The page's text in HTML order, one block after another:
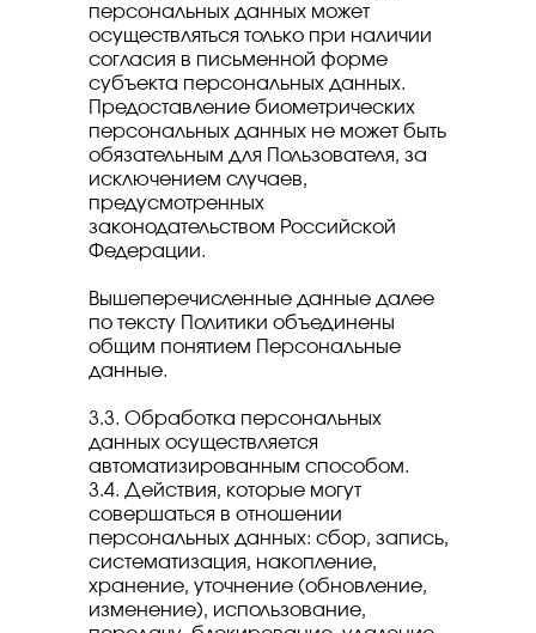
персональных данных может
осуществляться только при наличии
согласия в письменной форме
субъекта персональных данных.
Предоставление биометрических
персональных данных не может быть
обязательным для Пользователя, за
исключением случаев,
предусмотренных
законодательством Российской
Федерации.
Вышеперечисленные данные далее
по тексту Политики объединены
общим понятием Персональные
данные.
3.3. Обработка персональных
данных осуществляется
автоматизированным способом.
3.4. Действия, которые могут
совершаться в отношении
персональных данных: сбор, запись,
систематизация, накопление,
хранение, уточнение (обновление,
изменение), использование,